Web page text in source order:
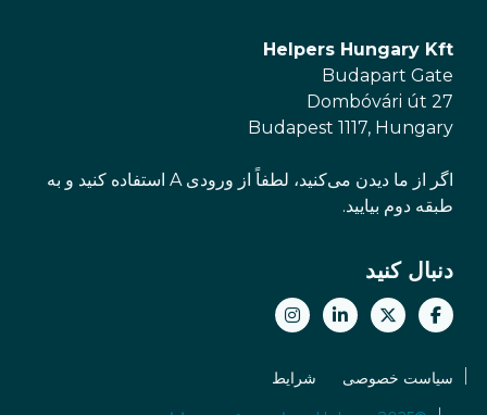
Helpers Hungary Kft
Budapart Gate
Dombóvári út 27
Budapest 1117, Hungary
اگر از ما دیدن می‌کنید، لطفاً از ورودی A استفاده کنید و به
طبقه دوم بیایید.
دنبال کنید
سیاست خصوصی شرایط